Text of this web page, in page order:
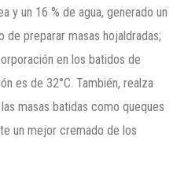
y un 16 % de agua, generado un
de preparar masas hojaldradas;
en los batidos de
es de 32°C. También, realza
masas batidas como queques
un mejor cremado de los